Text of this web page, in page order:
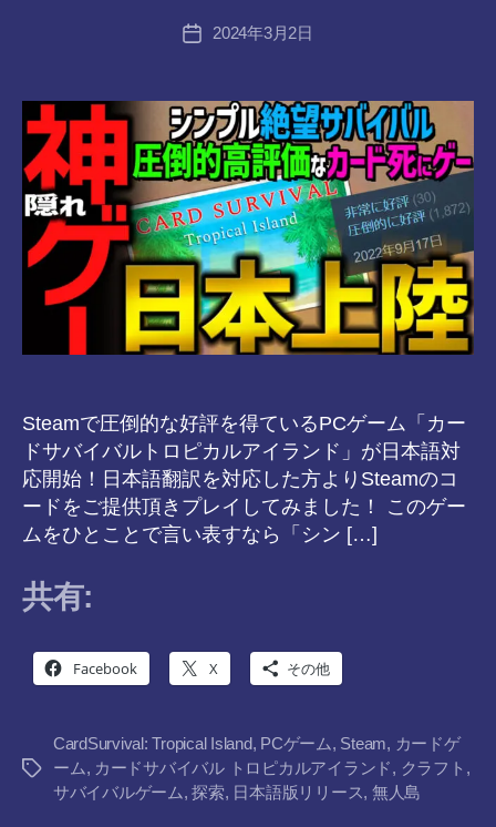
投
稿
a
8-
vr
投
2024年3月2日
Steamで圧倒的な好評を得ているPCゲーム「カー
ドサバイバルトロピカルアイランド」が日本語対
応開始！日本語翻訳を対応した方よりSteamのコ
ードをご提供頂きプレイしてみました！ このゲー
ムをひとことで言い表すなら「シン […]
共有:
Facebook X その他
タ
CardSurvival: Tropical Island, PCゲーム, Steam, カードゲ
ーム, カードサバイバル トロピカルアイランド, クラフト ,
サバイバルゲーム,探索, 日本語版リリース, 無人島